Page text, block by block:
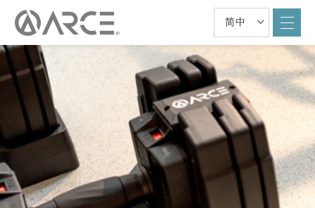
简中